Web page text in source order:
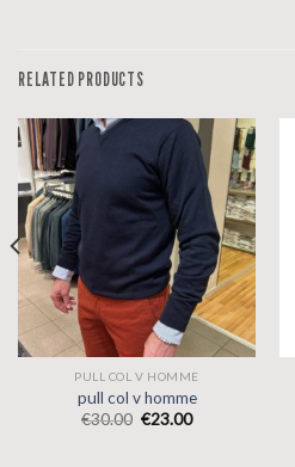
RELATED PRODUCTS
PULL COL V HOMME
pull col v homme
€30.00 €23.00